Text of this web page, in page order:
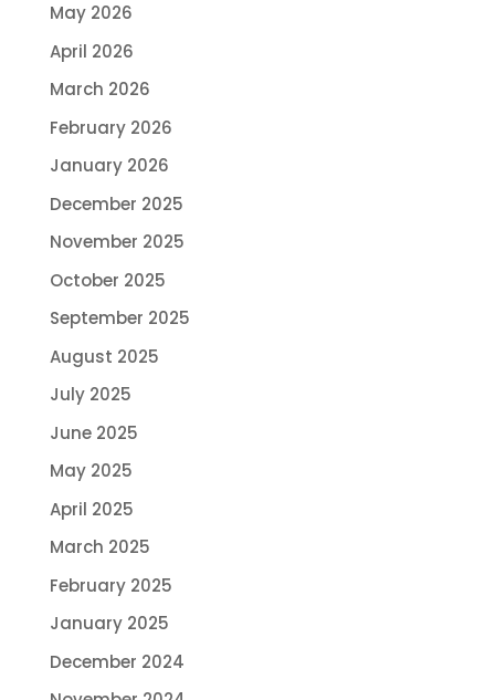
May 2026
April 2026
March 2026
February 2026
January 2026
December 2025
November 2025
October 2025
September 2025
August 2025
July 2025
June 2025
May 2025
April 2025
March 2025
February 2025
January 2025
December 2024